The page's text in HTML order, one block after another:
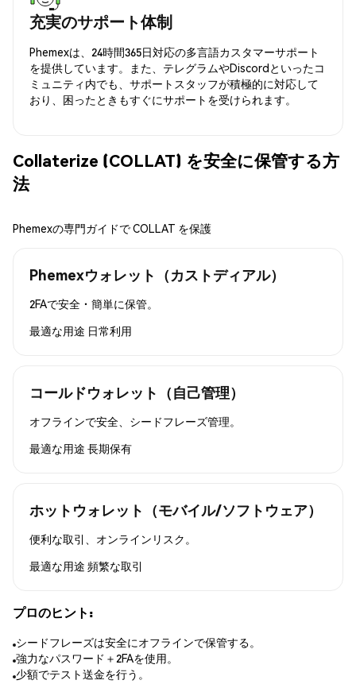
充実のサポート体制
Phemexは、24時間365日対応の多言語カスタマーサポート
を提供しています。また、テレグラムやDiscordといったコ
ミュニティ内でも、サポートスタッフが積極的に対応して
おり、困ったときもすぐにサポートを受けられます。
Collaterize (COLLAT) を安全に保管する方
法
Phemexの専門ガイドで COLLAT を保護
Phemexウォレット（カストディアル）
2FAで安全・簡単に保管。
最適な用途 日常利用
コールドウォレット（自己管理）
オフラインで安全、シードフレーズ管理。
最適な用途 長期保有
ホットウォレット（モバイル/ソフトウェア）
便利な取引、オンラインリスク。
最適な用途 頻繁な取引
プロのヒント:
シードフレーズは安全にオフラインで保管する。
強力なパスワード＋2FAを使用。
少額でテスト送金を行う。